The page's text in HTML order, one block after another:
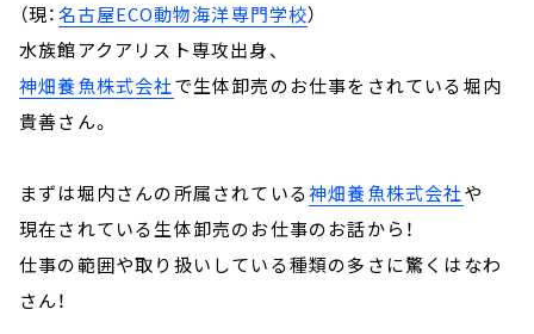
（現：名古屋ECO動物海洋専門学校）
水族館アクアリスト専攻出身、
神畑養魚株式会社で生体卸売のお仕事をされている堀内
貴善さん。
まずは堀内さんの所属されている神畑養魚株式会社や
現在されている生体卸売のお仕事のお話から！
仕事の範囲や取り扱いしている種類の多さに驚くはなわ
さん！